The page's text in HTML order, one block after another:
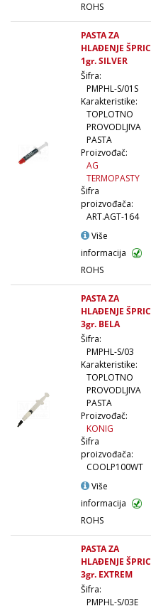
ROHS
PASTA ZA
HLAĐENJE ŠPRIC
1gr. SILVER
Šifra:
PMPHL-S/01S
Karakteristike:
TOPLOTNO
PROVODLJIVA
PASTA
Proizvođač:
AG
TERMOPASTY
Šifra
proizvođača:
ART.AGT-164
Više
informacija
ROHS
PASTA ZA
HLAĐENJE ŠPRIC
3gr. BELA
Šifra:
PMPHL-S/03
Karakteristike:
TOPLOTNO
PROVODLJIVA
PASTA
Proizvođač:
KONIG
Šifra
proizvođača:
COOLP100WT
Više
informacija
ROHS
PASTA ZA
HLAĐENJE ŠPRIC
3gr. EXTREM
Šifra:
PMPHL-S/03E